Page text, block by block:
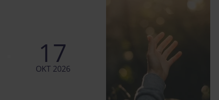
17
OKT 2026